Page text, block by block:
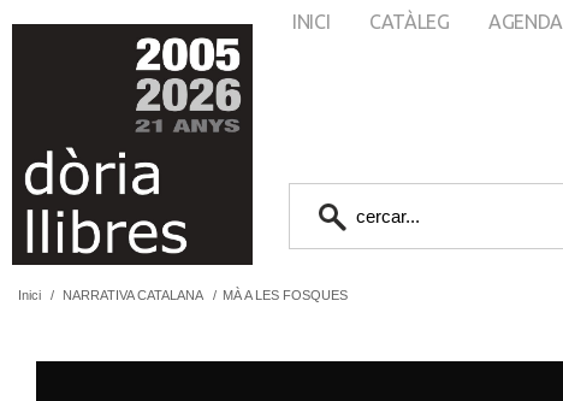
INICI CATÀLEG AGENDA
Inici / NARRATIVA CATALANA / MÀ A LES FOSQUES